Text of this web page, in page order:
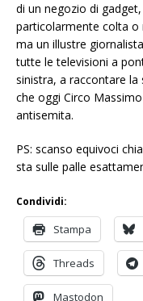
di un negozio di
particolarmente colta o
ma un illustre
tutte le televisioni a
sinistra, a raccontare la
che oggi Circo
antisemita.
PS: scanso equivoci
sta sulle palle
Condividi:
Stampa
Threads
Mastodon